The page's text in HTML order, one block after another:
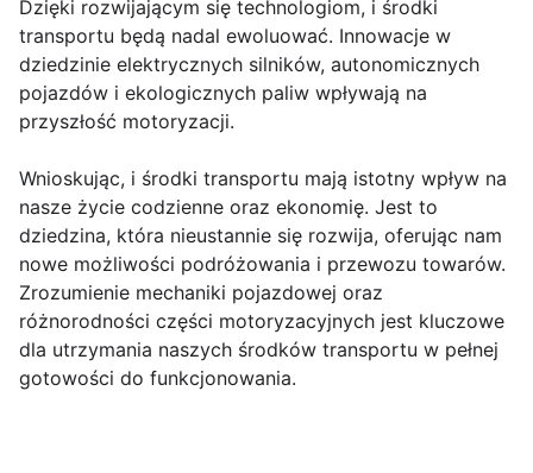
Dzięki rozwijającym się technologiom, i środki
transportu będą nadal ewoluować. Innowacje w
dziedzinie elektrycznych silników, autonomicznych
pojazdów i ekologicznych paliw wpływają na
przyszłość motoryzacji.
Wnioskując, i środki transportu mają istotny wpływ na
nasze życie codzienne oraz ekonomię. Jest to
dziedzina, która nieustannie się rozwija, oferując nam
nowe możliwości podróżowania i przewozu towarów.
Zrozumienie mechaniki pojazdowej oraz
różnorodności części motoryzacyjnych jest kluczowe
dla utrzymania naszych środków transportu w pełnej
gotowości do funkcjonowania.